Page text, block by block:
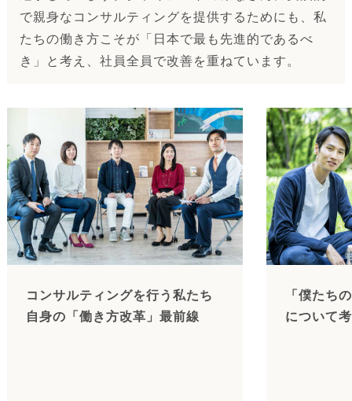
で親身なコンサルティングを提供するためにも、私
たちの働き方こそが「日本で最も先進的であるべ
き」と考え、社員全員で改善を重ねています。
コンサルティングを行う私たち
自身の「働き方改革」最前線
「僕たち
について